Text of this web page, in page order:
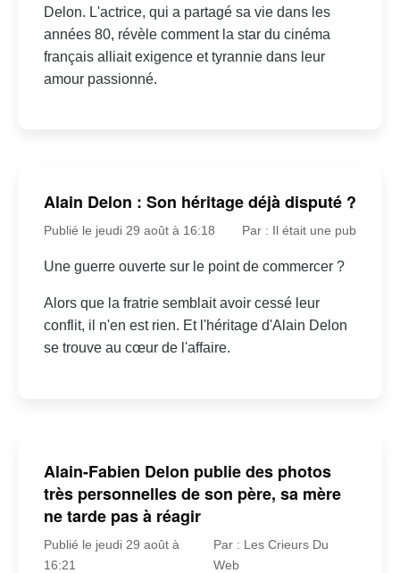
Delon. L'actrice, qui a partagé sa vie dans les
années 80, révèle comment la star du cinéma
français alliait exigence et tyrannie dans leur
amour passionné.
Alain Delon : Son héritage déjà disputé ?
Publié le jeudi 29 août à 16:18 Par : Il était une pub
Une guerre ouverte sur le point de commercer ?
Alors que la fratrie semblait avoir cessé leur
conflit, il n'en est rien. Et l'héritage d'Alain Delon
se trouve au cœur de l'affaire.
Alain-Fabien Delon publie des photos
très personnelles de son père, sa mère
ne tarde pas à réagir
Publié le jeudi 29 août à
16:21
Par : Les Crieurs Du
Web